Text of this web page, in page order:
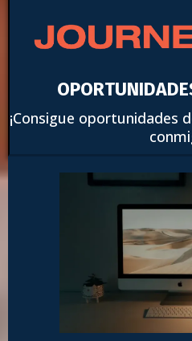
¡Consigue oportunidades